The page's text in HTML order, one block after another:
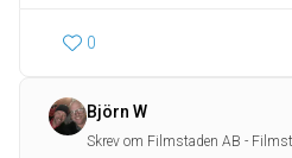
0
Björn W
Skrev om Filmstaden AB -